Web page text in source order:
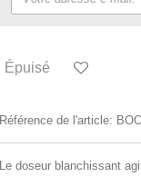
Épuisé
Référence de l'article:
Le doseur blanchissant